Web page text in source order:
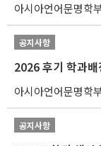
아시아언어문명학
공지사항
2026 후기 학과
아시아언어문명학
공지사항